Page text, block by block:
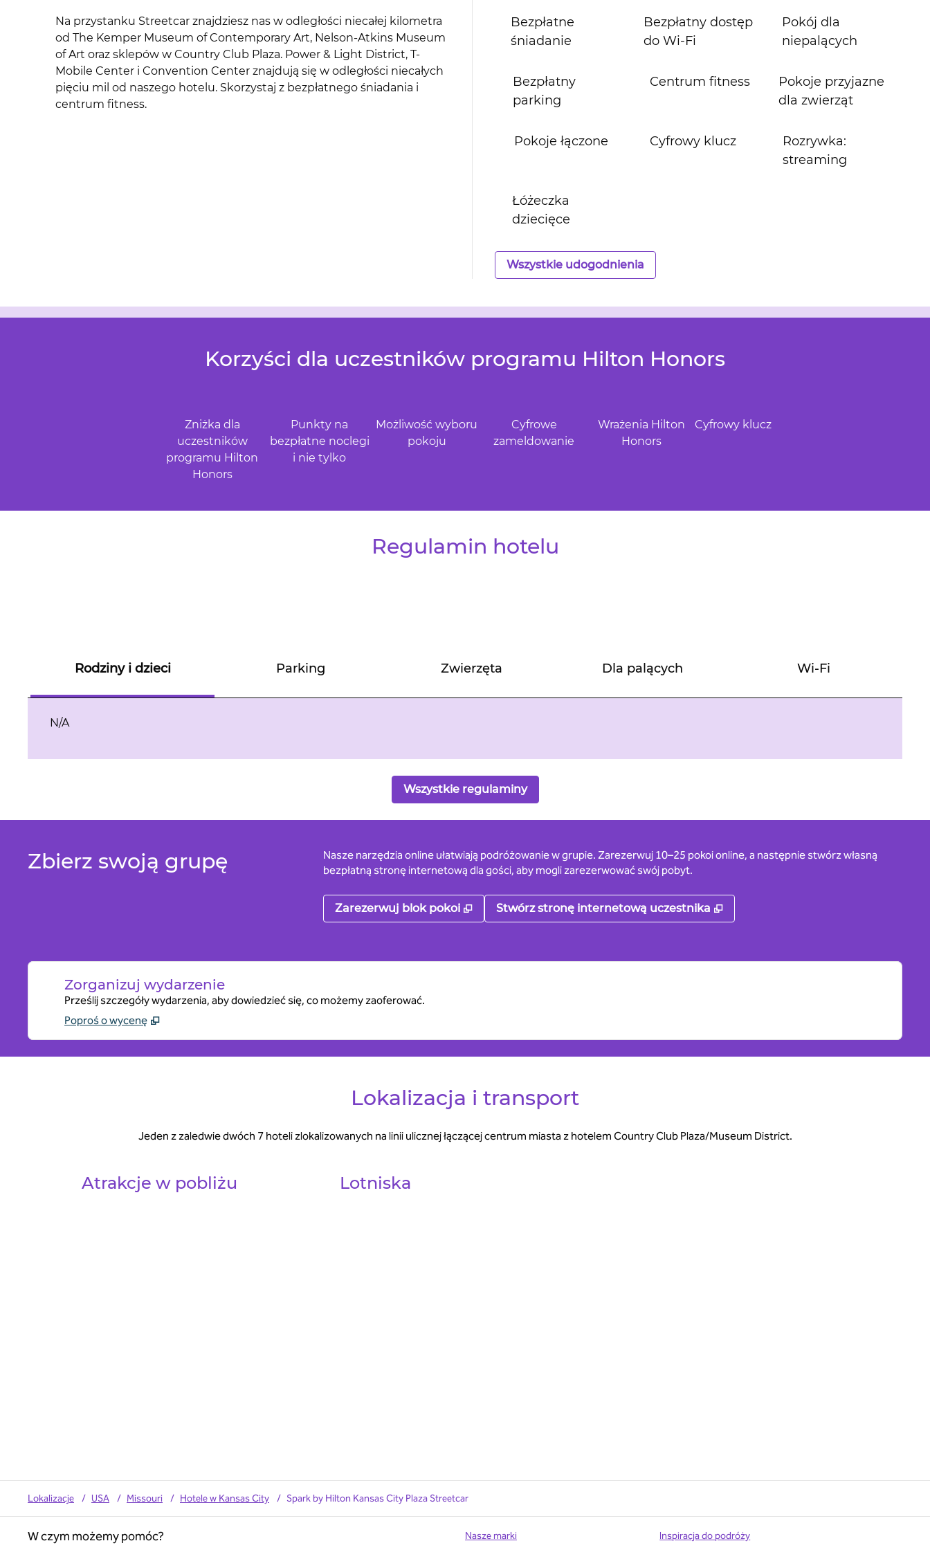
Na przystanku Streetcar znajdziesz nas w odległości niecałej kilometra
od The Kemper Museum of Contemporary Art, Nelson-Atkins Museum
of Art oraz sklepów w Country Club Plaza. Power & Light District, T-
Mobile Center i Convention Center znajdują się w odległości niecałych
pięciu mil od naszego hotelu. Skorzystaj z bezpłatnego śniadania i
centrum fitness.
Bezpłatne
śniadanie
Bezpłatny dostęp
do Wi‑Fi
Pokój dla
niepalących
Bezpłatny
parking
Centrum fitness
Pokoje przyjazne
dla zwierząt
Pokoje łączone Cyfrowy klucz
Rozrywka:
streaming
Łóżeczka
dziecięce
Wszystkie udogodnienia
Korzyści dla uczestników programu Hilton Honors
Zniżka dla
uczestników
programu Hilton
Honors
Punkty na
bezpłatne noclegi
i nie tylko
Możliwość wyboru
pokoju
Cyfrowe
zameldowanie
Wrażenia Hilton
Honors
Cyfrowy klucz
Regulamin hotelu
Rodziny i dzieci Parking Zwierzęta Dla palących Wi-Fi
N/A
Wszystkie regulaminy
Zbierz swoją grupę
Nasze narzędzia online ułatwiają podróżowanie w grupie. Zarezerwuj 10–25 pokoi online, a następnie stwórz własną
bezpłatną stronę internetową dla gości, aby mogli zarezerwować swój pobyt.
Zarezerwuj blok pokoi , Otwiera treści w nowej karcie
Stwórz stronę internetową uczestnika ,
Zorganizuj wydarzenie
Prześlij szczegóły wydarzenia, aby dowiedzieć się, co możemy zaoferować.
Poproś o wycenę
Lokalizacja i transport
Jeden z zaledwie dwóch 7 hoteli zlokalizowanych na linii ulicznej łączącej centrum miasta z hotelem Country Club Plaza/Museum District.
Atrakcje w pobliżu Lotniska
Lokalizacje / USA / Missouri / Hotele w Kansas City / Spark by Hilton Kansas City Plaza Streetcar
W czym możemy pomóc? Nasze marki Inspiracja do podróży